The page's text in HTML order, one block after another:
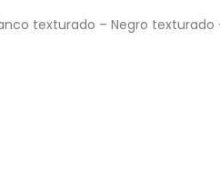
– Negro texturado –